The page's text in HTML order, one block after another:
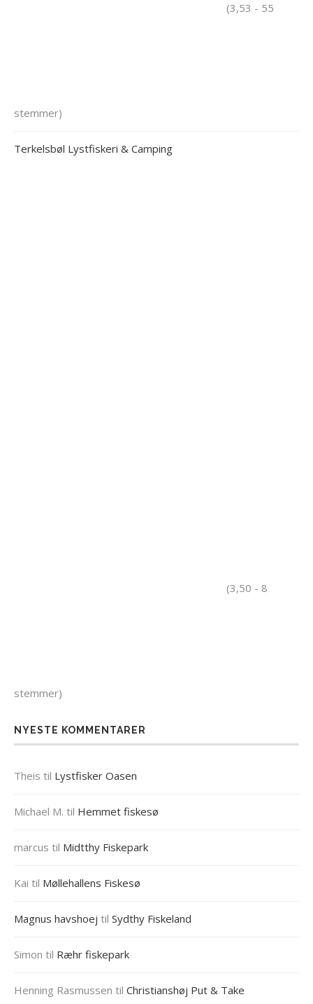
(3,53 - 55
stemmer)
Terkelsbøl Lystfiskeri & Camping
(3,50 - 8
stemmer)
NYESTE KOMMENTARER
Theis til Lystfisker Oasen
Michael M. til Hemmet fiskesø
marcus til Midtthy Fiskepark
Kai til Møllehallens Fiskesø
Magnus havshoej til Sydthy Fiskeland
Simon til Ræhr fiskepark
Henning Rasmussen til Christianshøj Put & Take